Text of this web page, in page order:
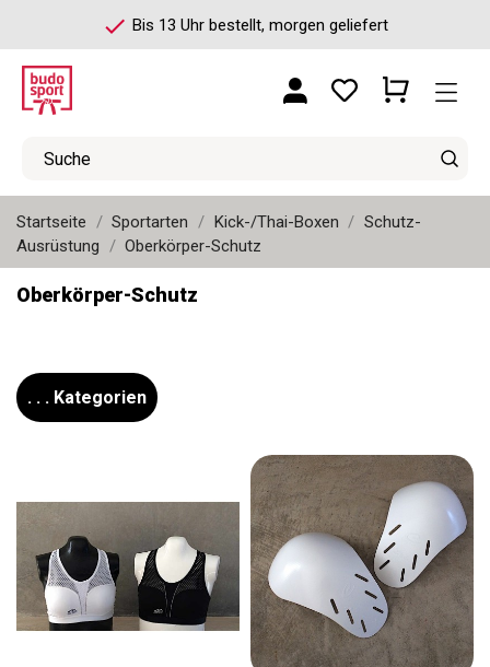
check Bis 13 Uhr bestellt, morgen geliefert
Startseite Sportarten Kick-/Thai-Boxen
Schutz-
Ausrüstung
Oberkörper-Schutz
Oberkörper-Schutz
. . . Kategorien